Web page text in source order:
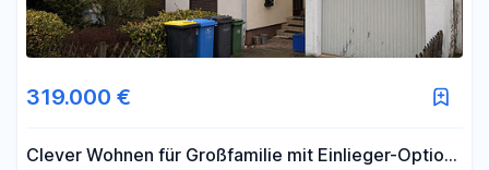
319.000 €
Clever Wohnen für Großfamilie mit Einlieger-Option,